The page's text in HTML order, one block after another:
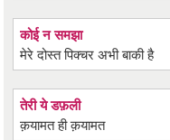
कोई न समझा
मेरे दोस्त पिक्चर अभी बाकी है
तेरी ये डफ़ली
क़यामत ही क़यामत